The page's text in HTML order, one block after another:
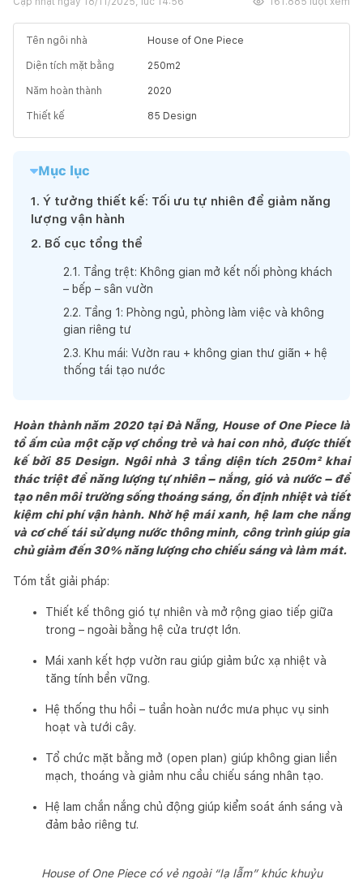
Tên ngôi nhà House of One Piece
Diện tích mặt bằng 250m2
Năm hoàn thành 2020
Thiết kế 85 Design
Mục lục
1. Ý tưởng thiết kế: Tối ưu tự nhiên để giảm năng
lượng vận hành
2. Bố cục tổng thể
2.1 . Tầng trệt: Không gian mở kết nối phòng khách
– bếp – sân vườn
2.2. Tầng 1: Phòng ngủ, phòng làm việc và không
gian riêng tư
2.3. Khu mái: Vườn rau + không gian thư giãn + hệ
thống tái tạo nước
Hoàn thành năm 2020 tại Đà Nẵng, House of One Piece là
tổ ấm của một cặp vợ chồng trẻ và hai con nhỏ, được thiết
kế bởi 85 Design. Ngôi nhà 3 tầng diện tích 250m² khai
thác triệt để năng lượng tự nhiên – nắng, gió và nước – để
tạo nên môi trường sống thoáng sáng, ổn định nhiệt và tiết
kiệm chi phí vận hành. Nhờ hệ mái xanh, hệ lam che nắng
và cơ chế tái sử dụng nước thông minh, công trình giúp gia
chủ giảm đến 30% năng lượng cho chiếu sáng và làm mát.
Tóm tắt giải pháp:
Thiết kế thông gió tự nhiên và mở rộng giao tiếp giữa
trong – ngoài bằng hệ cửa trượt lớn.
Mái xanh kết hợp vườn rau giúp giảm bức xạ nhiệt và
tăng tính bền vững.
Hệ thống thu hồi – tuần hoàn nước mưa phục vụ sinh
hoạt và tưới cây.
Tổ chức mặt bằng mở (open plan) giúp không gian liền
mạch, thoáng và giảm nhu cầu chiếu sáng nhân tạo.
Hệ lam chắn nắng chủ động giúp kiểm soát ánh sáng và
đảm bảo riêng tư.
House of One Piece có vẻ ngoài “lạ lẫm” khúc khuỷu